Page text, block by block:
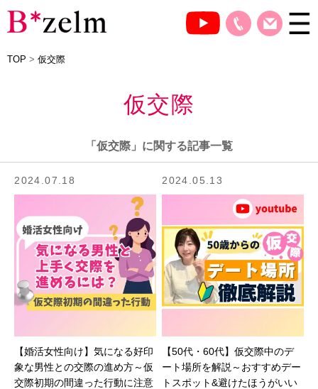
TOP > 仮交際
仮交際
「仮交際」に関する記事一覧
2024.07.18
【婚活女性向け】気になる好印
象な男性との交際の進め方～仮
交際初期の間違った行動に注意
2024.05.13
【50代・60代】仮交際中のデ
ート場所を解説～おすすめデー
トスポット&避けたほうがいい